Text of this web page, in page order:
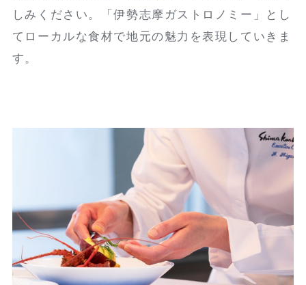
しみください。「伊勢志摩ガストロノミー」とし
てローカルな食材で地元の魅力を表現していきま
す。